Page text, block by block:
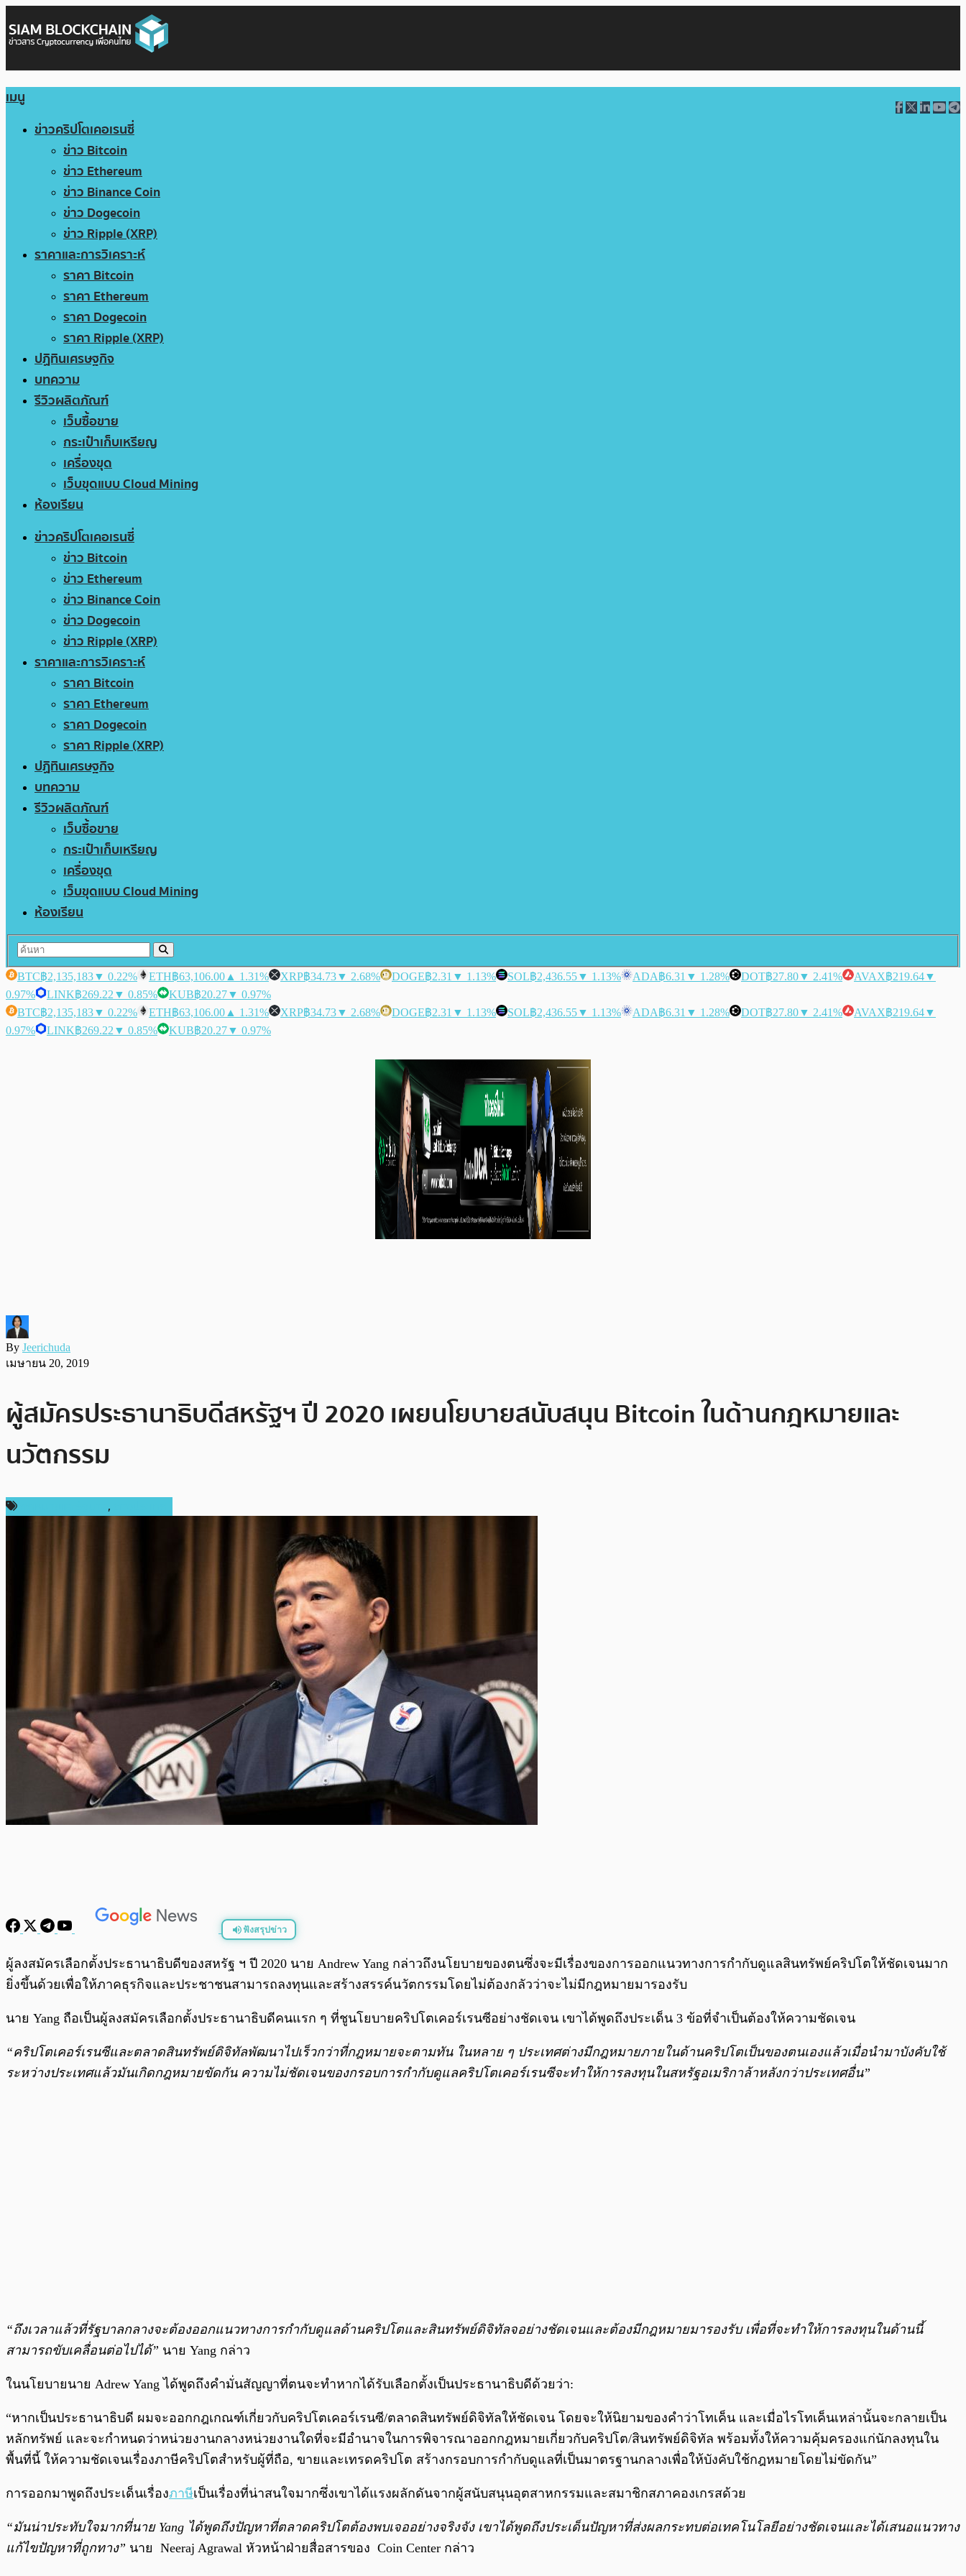
เมนู
ข่าวคริปโตเคอเรนซี่
ข่าว Bitcoin
ข่าว Ethereum
ข่าว Binance Coin
ข่าว Dogecoin
ข่าว Ripple (XRP)
ราคาและการวิเคราะห์
ราคา Bitcoin
ราคา Ethereum
ราคา Dogecoin
ราคา Ripple (XRP)
ปฏิทินเศรษฐกิจ
บทความ
รีวิวผลิตภัณฑ์
เว็บซื้อขาย
กระเป๋าเก็บเหรียญ
เครื่องขุด
เว็บขุดแบบ Cloud Mining
ห้องเรียน
ข่าวคริปโตเคอเรนซี่
ข่าว Bitcoin
ข่าว Ethereum
ข่าว Binance Coin
ข่าว Dogecoin
ข่าว Ripple (XRP)
ราคาและการวิเคราะห์
ราคา Bitcoin
ราคา Ethereum
ราคา Dogecoin
ราคา Ripple (XRP)
ปฏิทินเศรษฐกิจ
บทความ
รีวิวผลิตภัณฑ์
เว็บซื้อขาย
กระเป๋าเก็บเหรียญ
เครื่องขุด
เว็บขุดแบบ Cloud Mining
ห้องเรียน
BTC฿2,135,183▼ 0.22% ETH฿63,106.00 ▲ 1.31% XRP฿34.73▼ 2.68% DOGE฿2.31 ▼ 1.13% SOL฿2,436.55▼ 1.13% ADA฿6.31 ▼ 1.28% DOT฿27.80▼ 2.41% AVAX฿219.64▼
0.97%
LINK฿269.22 ▼ 0.85% KUB฿20.27▼ 0.97%
BTC฿2,135,183▼ 0.22% ETH฿63,106.00 ▲ 1.31% XRP฿34.73▼ 2.68% DOGE฿2.31 ▼ 1.13% SOL฿2,436.55▼ 1.13% ADA฿6.31 ▼ 1.28% DOT฿27.80▼ 2.41% AVAX฿219.64▼
0.97%
LINK฿269.22 ▼ 0.85% KUB฿20.27▼ 0.97%
By Jeerichuda
เมษายน 20, 2019
ผู้สมัครประธานาธิบดีสหรัฐฯ ปี 2020 เผยนโยบายสนับสนุน Bitcoin ในด้านกฎหมายและ
นวัตกรรม
,
ฟังสรุปข่าว
พร้อมเล่น 0:00 /0:00
ผู้ลงสมัครเลือกตั้งประธานาธิบดีของสหรัฐ ฯ ปี 2020 นาย Andrew Yang กล่าวถึงนโยบายของตนซึ่งจะมีเรื่องของการออกแนวทางการกำกับดูแลสินทรัพย์คริปโตให้ชัดเจนมาก
ยิ่งขึ้นด้วยเพื่อให้ภาคธุรกิจและประชาชนสามารถลงทุนและสร้างสรรค์นวัตกรรมโดยไม่ต้องกลัวว่าจะไม่มีกฎหมายมารองรับ
นาย Yang ถือเป็นผู้ลงสมัครเลือกตั้งประธานาธิบดีคนแรก ๆ ที่ชูนโยบายคริปโตเคอร์เรนซีอย่างชัดเจน เขาได้พูดถึงประเด็น 3 ข้อที่จำเป็นต้องให้ความชัดเจน
“คริปโตเคอร์เรนซีและตลาดสินทรัพย์ดิจิทัลพัฒนาไปเร็วกว่าที่กฎหมายจะตามทัน ในหลาย ๆ ประเทศต่างมีกฎหมายภายในด้านคริปโตเป็นของตนเองแล้วเมื่อนำมาบังคับใช้
ระหว่างประเทศแล้วมันเกิดกฎหมายขัดกัน ความไม่ชัดเจนของกรอบการกำกับดูแลคริปโตเคอร์เรนซีจะทำให้การลงทุนในสหรัฐอเมริกาล้าหลังกว่าประเทศอื่น”
“ถึงเวลาแล้วที่รัฐบาลกลางจะต้องออกแนวทางการกำกับดูแลด้านคริปโตและสินทรัพย์ดิจิทัลจอย่างชัดเจนและต้องมีกฎหมายมารองรับ เพื่อที่จะทำให้การลงทุนในด้านนี้
สามารถขับเคลื่อนต่อไปได้” นาย Yang กล่าว
ในนโยบายนาย Adrew Yang ได้พูดถึงคำมั่นสัญญาที่ตนจะทำหากได้รับเลือกตั้งเป็นประธานาธิบดีด้วยว่า:
“หากเป็นประธานาธิบดี ผมจะออกกฎเกณฑ์เกี่ยวกับคริปโตเคอร์เรนซี/ตลาดสินทรัพย์ดิจิทัลให้ชัดเจน โดยจะให้นิยามของคำว่าโทเค็น และเมื่อไรโทเค็นเหล่านั้นจะกลายเป็น
หลักทรัพย์ และจะกำหนดว่าหน่วยงานกลางหน่วยงานใดที่จะมีอำนาจในการพิจารณาออกกฎหมายเกี่ยวกับคริปโต/สินทรัพย์ดิจิทัล พร้อมทั้งให้ความคุ้มครองแก่นักลงทุนใน
พื้นที่นี้ ให้ความชัดเจนเรื่องภาษีคริปโตสำหรับผู้ที่ถือ, ขายและเทรดคริปโต สร้างกรอบการกำกับดูแลที่เป็นมาตรฐานกลางเพื่อให้บังคับใช้กฎหมายโดยไม่ขัดกัน”
การออกมาพูดถึงประเด็นเรื่องภาษีเป็นเรื่องที่น่าสนใจมากซึ่งเขาได้แรงผลักดันจากผู้สนับสนุนอุตสาหกรรมและสมาชิกสภาคองเกรสด้วย
“มันน่าประทับใจมากที่นาย Yang ได้พูดถึงปัญหาที่ตลาดคริปโตต้องพบเจออย่างจริงจัง เขาได้พูดถึงประเด็นปัญหาที่ส่งผลกระทบต่อเทคโนโลยีอย่างชัดเจนและได้เสนอแนวทาง
แก้ไขปัญหาที่ถูกทาง” นาย Neeraj Agrawal หัวหน้าฝ่ายสื่อสารของ Coin Center กล่าว